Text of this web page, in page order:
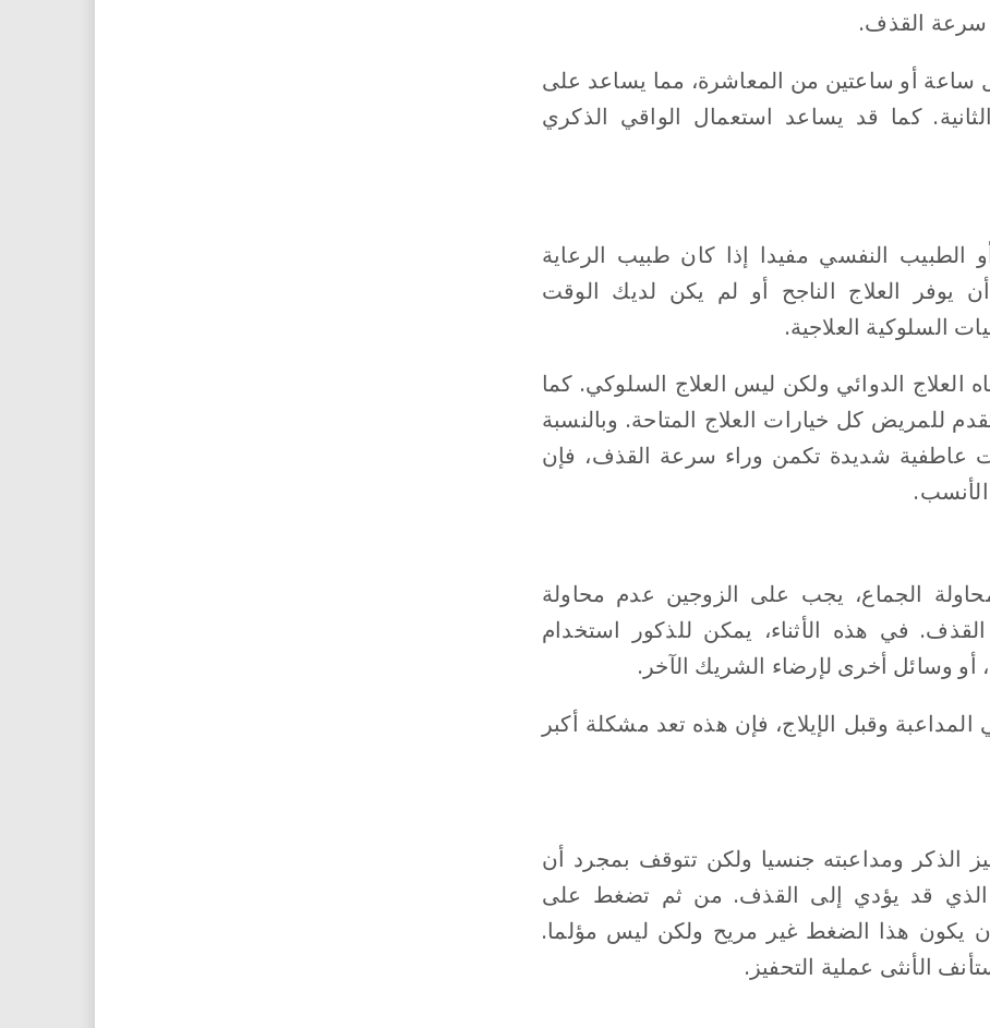
سرعة القذف.
ساعة أو ساعتين من المعاشرة، مما يساعد على
كما قد يساعد استعمال الواقي الذكري
النفسي مفيدا إذا كان طبيب الرعاية
أن يوفر العلاج الناجح أو لم يكن لديك الوقت
السلوكية العلاجية.
العلاج الدوائي ولكن ليس العلاج السلوكي. كما
للمريض كل خيارات العلاج المتاحة. وبالنسبة
عاطفية شديدة تكمن وراء سرعة القذف، فإن
الجماع، يجب على الزوجين عدم محاولة
في هذه الأثناء، يمكن للذكور استخدام
أو وسائل أخرى لإرضاء الشريك الآخر.
وقبل الإيلاج، فإن هذه تعد مشكلة أكبر
الذكر ومداعبته جنسيا ولكن تتوقف بمجرد أن
الذي قد يؤدي إلى القذف. من ثم تضغط على
يكون هذا الضغط غير مريح ولكن ليس مؤلما.
الأنثى عملية التحفيز.